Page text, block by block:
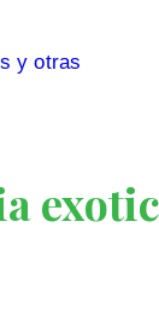
y otras